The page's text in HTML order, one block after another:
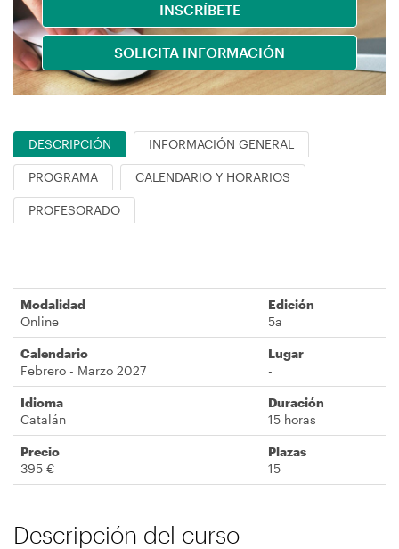
navegación
INSCRÍBETE
SOLICITA INFORMACIÓN
DESCRIPCIÓN INFORMACIÓN GENERAL
PROGRAMA CALENDARIO Y HORARIOS
PROFESORADO
Modalidad
Online
Edición
5a
Calendario
Febrero - Marzo ​​2027
Lugar
-
Idioma
Catalán
Duración
15 horas
Precio
395 €
Plazas
15
Descripción del curso